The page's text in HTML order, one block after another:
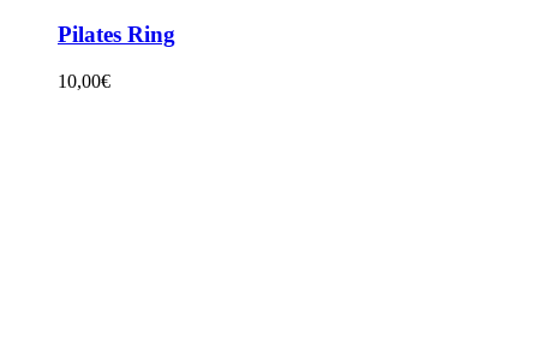
Pilates Ring
10,00€